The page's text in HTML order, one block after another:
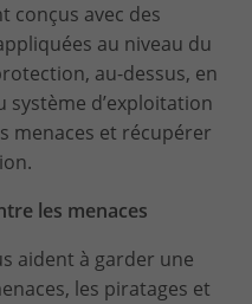
conçus avec des
au niveau du
au-dessus, en
système d’exploitation
menaces et récupérer
les menaces
aident à garder une
les piratages et